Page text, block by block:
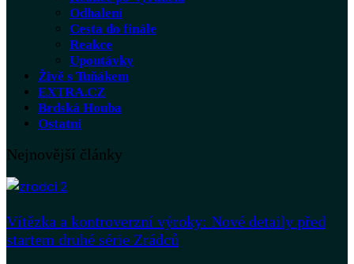
Odhalení
Cesta do finále
Reakce
Upoutávky
Živě s Tuňákem
EXTRA.CZ
Brdská Houba
Ostatní
Nejnovější články
Vítězka a kontroverzní výroky: Nové detaily před
startem druhé série Zrádců